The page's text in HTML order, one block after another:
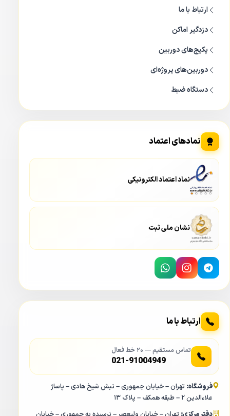
ارتباط با ما
دزدگیر اماکن
پکیج‌های دوربین
دوربین‌های پروژه‌ای
دستگاه ضبط
نمادهای اعتماد
نماد اعتماد الکترونیکی
نشان ملی ثبت
ارتباط با ما
تماس مستقیم — ۲۰ خط فعال
021-91004949
فروشگاه: تهران – خیابان جمهوری – نبش شیخ هادی – پاساژ
علاءالدین ۲ – طبقه همکف – پلاک ۱۳